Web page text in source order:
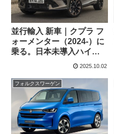
並行輸入 新車｜クプラ フ
ォーメンター（2024-）に
乗る。日本未導入ハイパ
フォーマンスSUVの概
報。
2025.10.02
フォルクスワーゲン